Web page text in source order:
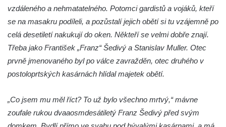
Touchovicích
Hrob Augustina Bergmana na hřbitově v
Jimlíně
Pomník obětem válek u kaple svatého
Josefa v Jimlíně
Kenotaf Bohdana Vohánky na hřbitově v
Kenotaf Josefa Hájka na hřbitově v Opočně
vzdáleného a nehmatatelného. Potomci gardistů a vojáků, kteří
se na masakru podíleli, a pozůstalí jejich obětí si tu vzájemně po
celá desetiletí nakukují do oken. Někteří se velmi dobře znají.
Třeba jako František „Franz“ Šedivý a Stanislav Muller. Otec
prvně jmenovaného byl po válce zavražděn, otec druhého v
postoloprtských kasárnách hlídal majetek obětí.
„Co jsem mu měl říct? To už bylo všechno mrtvý,“ mávne
zoufale rukou dvaaosmdesátiletý Franz Šedivý před svým